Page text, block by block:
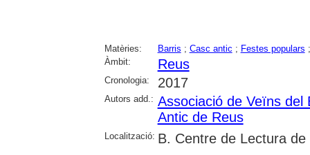
Matèries: Barris ; Casc antic ; Festes populars
Àmbit:
Reus
Cronologia: 2017
Autors add.: Associació de Veïns del
Antic de Reus
Localització: B. Centre de Lectura de